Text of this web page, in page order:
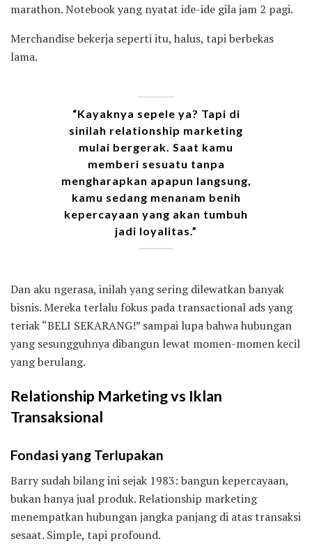
marathon. Notebook yang nyatat ide-ide gila jam 2 pagi.
Merchandise bekerja seperti itu, halus, tapi berbekas
lama.
“Kayaknya sepele ya? Tapi di
sinilah relationship marketing
mulai bergerak. Saat kamu
memberi sesuatu tanpa
mengharapkan apapun langsung,
kamu sedang menanam benih
kepercayaan yang akan tumbuh
jadi loyalitas.”
Dan aku ngerasa, inilah yang sering dilewatkan banyak
bisnis. Mereka terlalu fokus pada transactional ads yang
teriak “BELI SEKARANG!” sampai lupa bahwa hubungan
yang sesungguhnya dibangun lewat momen-momen kecil
yang berulang.
Relationship Marketing vs Iklan
Transaksional
Fondasi yang Terlupakan
Barry sudah bilang ini sejak 1983: bangun kepercayaan,
bukan hanya jual produk. Relationship marketing
menempatkan hubungan jangka panjang di atas transaksi
sesaat. Simple, tapi profound.